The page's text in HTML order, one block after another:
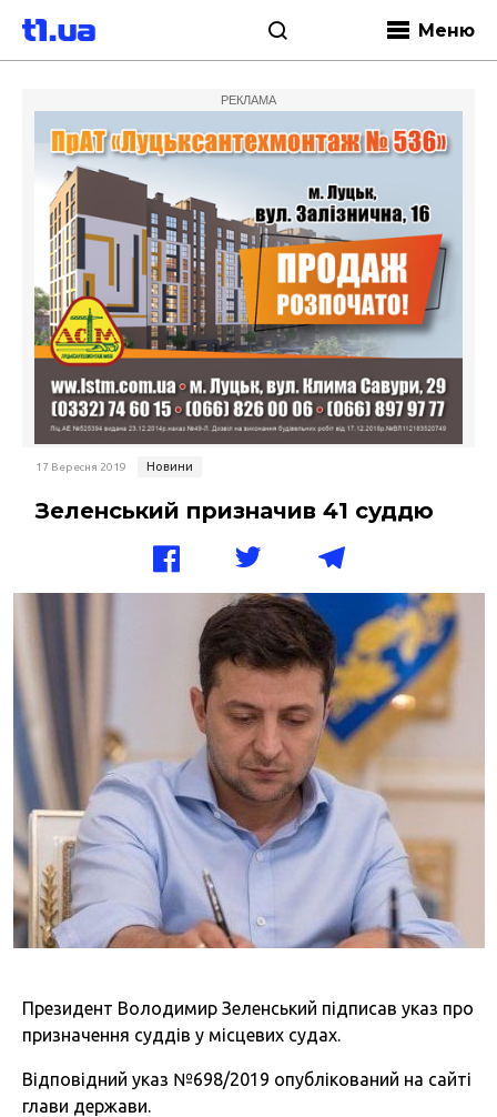
Меню
РЕКЛАМА
17 Вересня 2019 Новини
Зеленський призначив 41 суддю
Президент Володимир Зеленський підписав указ про
призначення суддів у місцевих судах.
Відповідний указ №698/2019 опублікований на сайті
глави держави.